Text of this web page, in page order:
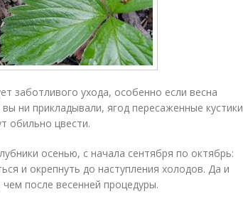
заботливого ухода, особенно если весна
ни прикладывали, ягод пересаженные кустики
обильно цвести.
осенью, с начала сентября по октябрь:
и окрепнуть до наступления холодов. Да и
после весенней процедуры.